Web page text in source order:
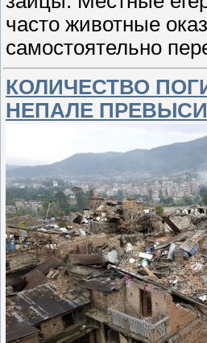
часто животные
самостоятельно
КОЛИЧЕСТВО
НЕПАЛЕ